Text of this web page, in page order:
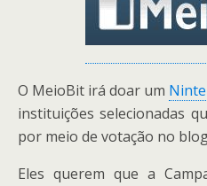
O MeioBit irá doar um
instituições selecionadas
por meio de votação no
Eles querem que a